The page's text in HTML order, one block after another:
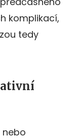
komplikací,
tedy
nebo